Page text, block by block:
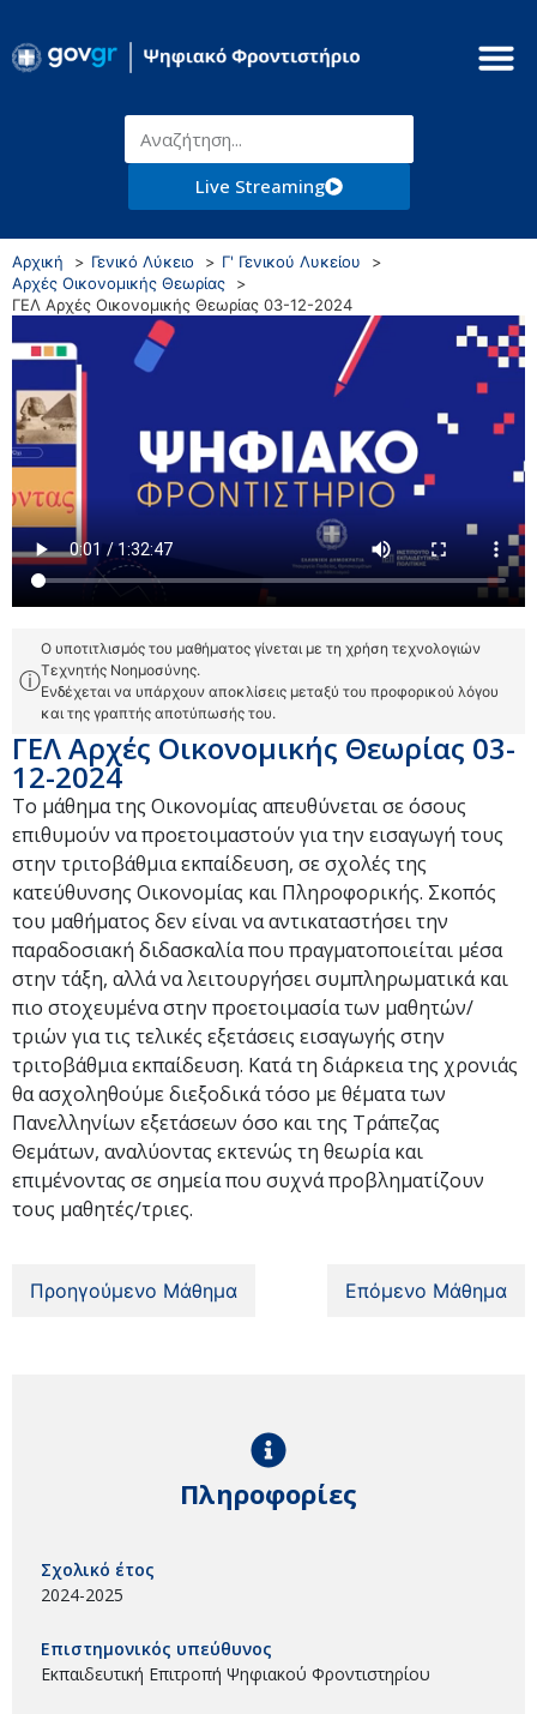
Live Streaming
Αρχική Γενικό Λύκειο
Γ' Γενικού Λυκείου
Αρχές Οικονομικής Θεωρίας
ΓΕΛ Αρχές Οικονομικής Θεωρίας 03-12-2024
ⓘ
Ο υποτιτλισμός του μαθήματος γίνεται με τη χρήση τεχνολογιών
Τεχνητής Νοημοσύνης.
Ενδέχεται να υπάρχουν αποκλίσεις μεταξύ του προφορικού λόγου
και της γραπτής αποτύπωσής του.
ΓΕΛ Αρχές Οικονομικής Θεωρίας 03-
12-2024
Το μάθημα της Οικονομίας απευθύνεται σε όσους
επιθυμούν να προετοιμαστούν για την εισαγωγή τους
στην τριτοβάθμια εκπαίδευση, σε σχολές της
κατεύθυνσης Οικονομίας και Πληροφορικής. Σκοπός
του μαθήματος δεν είναι να αντικαταστήσει την
παραδοσιακή διδασκαλία που πραγματοποιείται μέσα
στην τάξη, αλλά να λειτουργήσει συμπληρωματικά και
πιο στοχευμένα στην προετοιμασία των μαθητών/
τριών για τις τελικές εξετάσεις εισαγωγής στην
τριτοβάθμια εκπαίδευση. Κατά τη διάρκεια της χρονιάς
θα ασχοληθούμε διεξοδικά τόσο με θέματα των
Πανελληνίων εξετάσεων όσο και της Τράπεζας
Θεμάτων, αναλύοντας εκτενώς τη θεωρία και
επιμένοντας σε σημεία που συχνά προβληματίζουν
τους μαθητές/τριες.
Προηγούμενο Μάθημα Επόμενο Μάθημα
Πληροφορίες
Σχολικό έτος
2024-2025
Επιστημονικός υπεύθυνος
Εκπαιδευτική Επιτροπή Ψηφιακού Φροντιστηρίου